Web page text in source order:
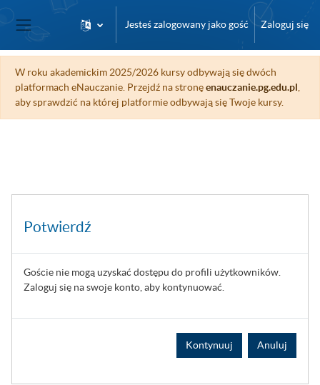
Przejdź do głównej zawartości
Panel boczny
Jesteś zalogowany jako gość Zaloguj się
W roku akademickim 2025/2026 kursy odbywają się dwóch
platformach eNauczanie. Przejdź na stronęenauczanie.pg.edu.pl
aby sprawdzić na której platformie odbywają się Twoje kursy.
Potwierdź
Goście nie mogą uzyskać dostępu do profili użytkowników.
Zaloguj się na swoje konto, aby kontynuować.
Kontynuuj Anuluj